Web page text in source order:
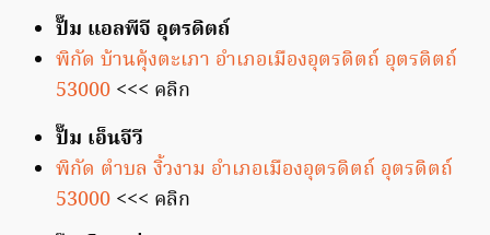
ปั๊ม แอลพีจี อุตรดิตถ์
พิกัด บ้านคุ้งตะเภา อำเภอเมืองอุตรดิตถ์ อุตรดิตถ์
53000 <<< คลิก
ปั๊ม เอ็นจีวี
พิกัด ตำบล งิ้วงาม อำเภอเมืองอุตรดิตถ์ อุตรดิตถ์
53000 <<< คลิก